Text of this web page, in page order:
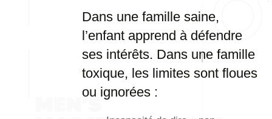
Dans une famille saine,
l’enfant apprend à défendre
ses intérêts. Dans une famille
toxique, les limites sont floues
ou ignorées :